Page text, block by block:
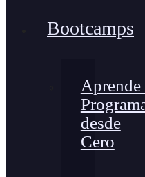
Bootcamps
Aprende
desde
Cero